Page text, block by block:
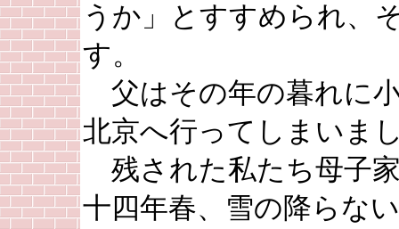
うか」とすすめられ、
す。
父はその年の暮れに
北京へ行ってしまいま
残された私たち母子
十四年春、雪の降らな